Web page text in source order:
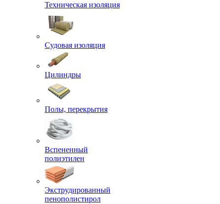
Техническая изоляция
Судовая изоляция
Цилиндры
Полы, перекрытия
Вспененный
полиэтилен
Экструдированный
пенополистирол